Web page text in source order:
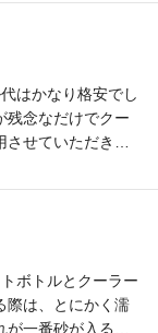
はかなり格安でし
残念なだけでクー
せていただきま
ボトルとクーラー
際は、とにかく濡
一番砂が入るの